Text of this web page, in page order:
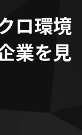
ロ環境
業を見